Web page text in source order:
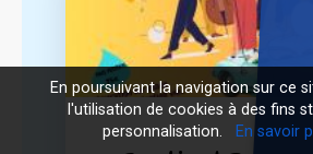
En poursuivant la navigation sur ce
l'utilisation de cookies à des fins
personnalisation.
En savoir